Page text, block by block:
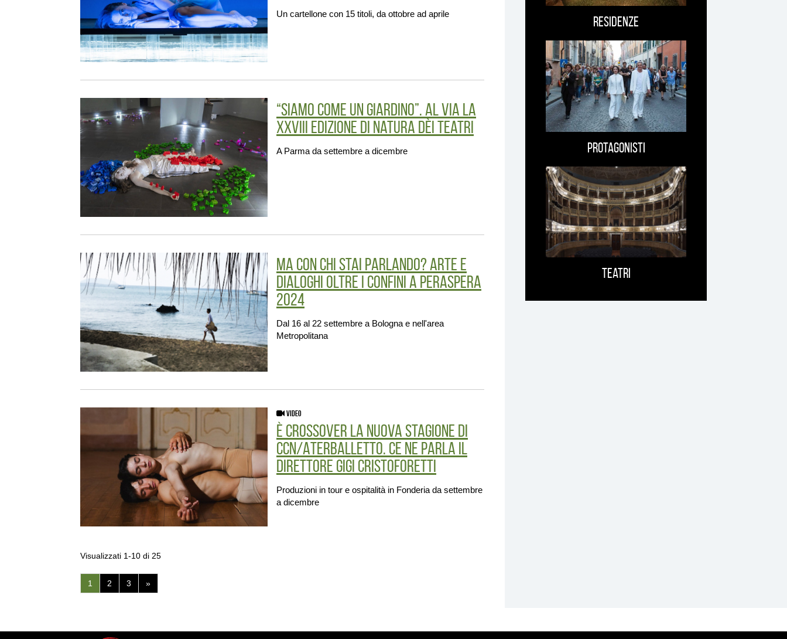
Un cartellone con 15 titoli, da ottobre ad aprile
“Siamo come un giardino”. Al via la
XXVIII edizione di Natura Dèi Teatri
A Parma da settembre a dicembre
Ma con chi stai parlando? Arte e
dialoghi oltre i confini a perAspera
2024
Dal 16 al 22 settembre a Bologna e nell'area
Metropolitana
VIDEO
È crossover la nuova stagione di
CCN/Aterballetto. Ce ne parla il
direttore Gigi Cristoforetti
Produzioni in tour e ospitalità in Fonderia da settembre
a dicembre
Visualizzati 1-10 di 25
1
(pagina
corrente)
2 3 »
Residenze
Protagonisti
Teatri